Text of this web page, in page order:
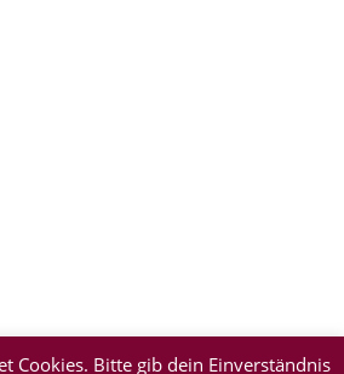
Cookies. Bitte gib dein Einverständnis